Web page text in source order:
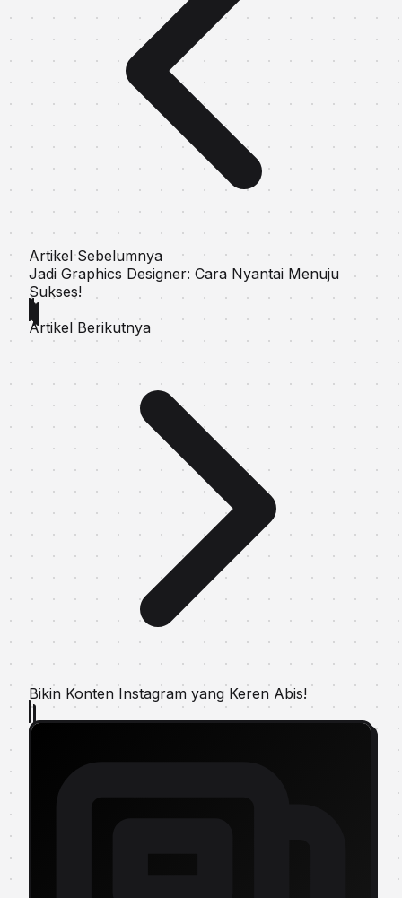
Artikel Sebelumnya
Jadi Graphics Designer: Cara Nyantai Menuju
Sukses!
Artikel Berikutnya
Bikin Konten Instagram yang Keren Abis!